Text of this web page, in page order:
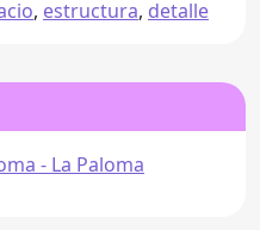
, estructura, detalle
- La Paloma